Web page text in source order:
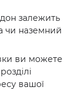
залежить
чи наземний
ви можете
вашої